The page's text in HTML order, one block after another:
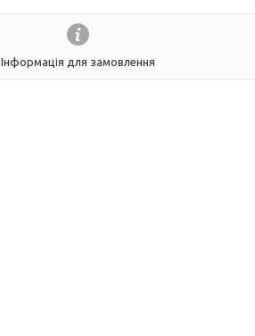
Інформація для замовлення